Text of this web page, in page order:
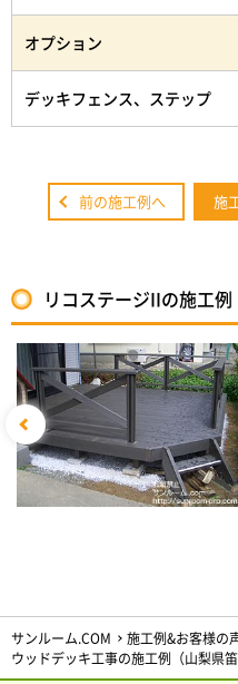
オプション
デッキフェンス、ステップ
前の施工例へ 施
リコステージIIの施工例
サンルーム.COM
施工例&お客様の
ウッドデッキ工事の施工例（山梨県